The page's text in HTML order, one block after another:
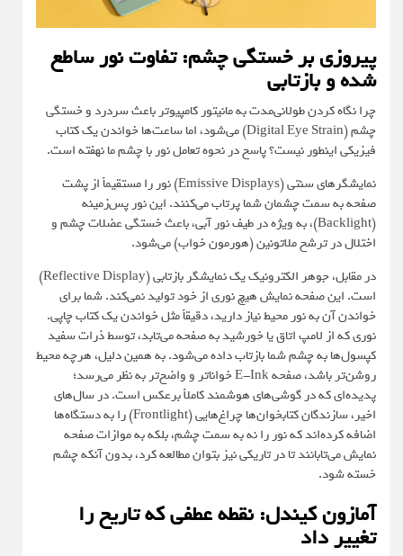
پیروزی بر خستگی چشم: تفاوت نور ساطع
شده و بازتابی
چرا نگاه کردن طولانی‌مدت به مانیتور کامپیوتر باعث سردرد و خستگی
چشم (Digital Eye Strain) می‌شود، اما ساعت‌ها خواندن یک کتاب
فیزیکی اینطور نیست؟ پاسخ در نحوه تعامل نور با چشم ما نهفته است.
نمایشگرهای سنتی (Emissive Displays) نور را مستقیماً از پشت
صفحه به سمت چشمان شما پرتاب می‌کنند. این نور پس‌زمینه
(Backlight)، به ویژه در طیف نور آبی، باعث خستگی عضلات چشم و
اختلال در ترشح ملاتونین (هورمون خواب) می‌شود.
در مقابل، جوهر الکترونیک یک نمایشگر بازتابی (Reflective Display)
است. این صفحه نمایش هیچ نوری از خود تولید نمی‌کند. شما برای
خواندن آن به نور محیط نیاز دارید، دقیقاً مثل خواندن یک کتاب چاپی.
نوری که از لامپ اتاق یا خورشید به صفحه می‌تابد، توسط ذرات سفید
کپسول‌ها به چشم شما بازتاب داده می‌شود. به همین دلیل، هرچه محیط
روشن‌تر باشد، صفحه E-Ink خواناتر و واضح‌تر به نظر می‌رسد؛
پدیده‌ای که در گوشی‌های هوشمند کاملاً برعکس است. در سال‌های
اخیر، سازندگان کتابخوان‌ها چراغ‌هایی (Frontlight) را به دستگاه‌ها
اضافه کرده‌اند که نور را نه به سمت چشم، بلکه به موازات صفحه
نمایش می‌تابانند تا در تاریکی نیز بتوان مطالعه کرد، بدون آنکه چشم
خسته شود.
آمازون کیندل: نقطه عطفی که تاریخ را
تغییر داد